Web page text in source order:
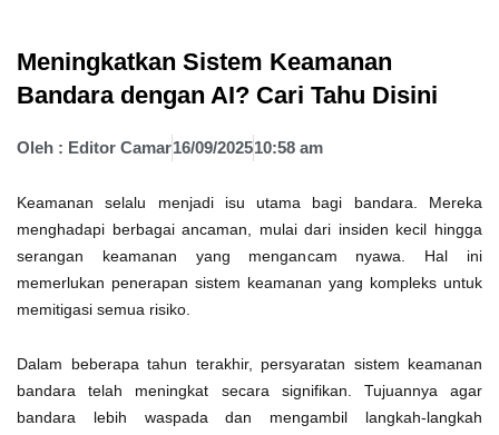
Meningkatkan Sistem Keamanan
Bandara dengan AI? Cari Tahu Disini
Oleh : Editor Camar16/09/202510:58 am
Keamanan selalu menjadi isu utama bagi bandara. Mereka
menghadapi berbagai ancaman, mulai dari insiden kecil hingga
serangan keamanan yang mengancam nyawa. Hal ini
memerlukan penerapan sistem keamanan yang kompleks untuk
memitigasi semua risiko.
Dalam beberapa tahun terakhir, persyaratan sistem keamanan
bandara telah meningkat secara signifikan. Tujuannya agar
bandara lebih waspada dan mengambil langkah-langkah